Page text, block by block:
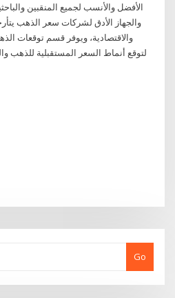
الأفضل والأنسب لجميع المنقبين
والجهاز الأدق لشركات سعر الذهب
والاقتصادية، ويوفر قسم توقعات
لتوقع أنماط السعر المستقبلية للذهب
Go